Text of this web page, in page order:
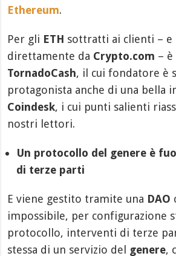
Ethereum.
Per gli ETH sottratti ai clienti –
direttamente da Crypto.com –
TornadoCash, il cui fondatore è
protagonista anche di una bella
Coindesk, i cui punti salienti
nostri lettori.
Un protocollo del genere è
di terze parti
E viene gestito tramite una DAO
impossibile, per configurazione
protocollo, interventi di terze
stessa di un servizio del genere,